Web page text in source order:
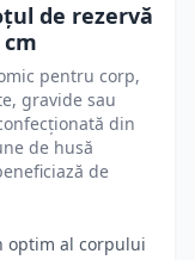
de rezervă
cm
pentru corp,
gravide sau
din
de husă
de
optim al corpului